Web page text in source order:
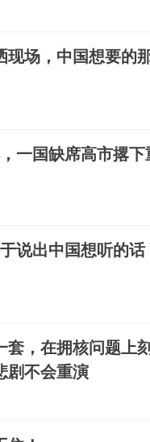
现场，中国想要的
一国缺席高市撂下
说出中国想听的话
套，在拥核问题上
剧不会重演